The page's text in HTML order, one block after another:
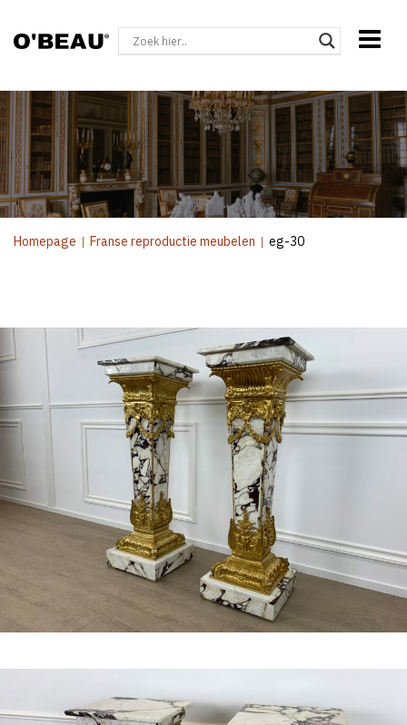
Homepage | Franse reproductie meubelen | eg-30